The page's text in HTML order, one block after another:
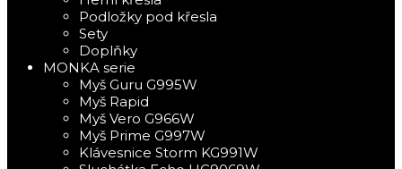
Podložky pod křesla
Sety
Doplňky
MONKA serie
Myš Guru G995W
Myš Rapid
Myš Vero G966W
Myš Prime G997W
Klávesnice Storm KG991W